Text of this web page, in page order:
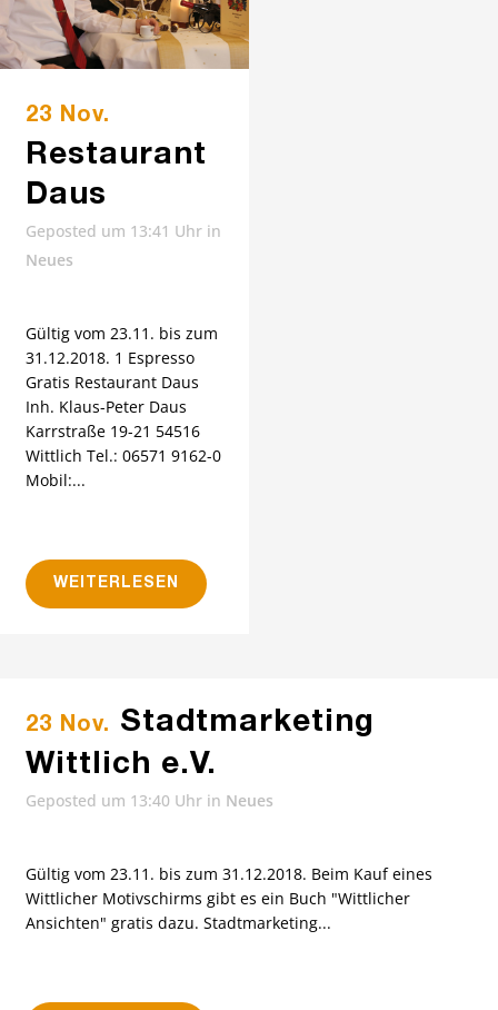
23 Nov.
Restaurant
Daus
Geposted um 13:41 Uhr in
Neues
Gültig vom 23.11. bis zum
31.12.2018. 1 Espresso
Gratis Restaurant Daus
Inh. Klaus-Peter Daus
Karrstraße 19-21 54516
Wittlich Tel.: 06571 9162-0
Mobil:...
WEITERLESEN
23 Nov. Stadtmarketing
Wittlich e.V.
Geposted um 13:40 Uhr in Neues
Gültig vom 23.11. bis zum 31.12.2018. Beim Kauf eines
Wittlicher Motivschirms gibt es ein Buch "Wittlicher
Ansichten" gratis dazu. Stadtmarketing...